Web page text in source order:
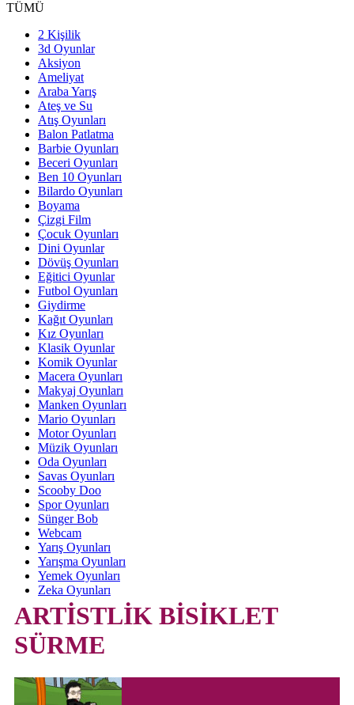
TÜMÜ
2 Kişilik
3d Oyunlar
Aksiyon
Ameliyat
Araba Yarış
Ateş ve Su
Atış Oyunları
Balon Patlatma
Barbie Oyunları
Beceri Oyunları
Ben 10 Oyunları
Bilardo Oyunları
Boyama
Çizgi Film
Çocuk Oyunları
Dini Oyunlar
Dövüş Oyunları
Eğitici Oyunlar
Futbol Oyunları
Giydirme
Kağıt Oyunları
Kız Oyunları
Klasik Oyunlar
Komik Oyunlar
Macera Oyunları
Makyaj Oyunları
Manken Oyunları
Mario Oyunları
Motor Oyunları
Müzik Oyunları
Oda Oyunları
Savas Oyunları
Scooby Doo
Spor Oyunları
Sünger Bob
Webcam
Yarış Oyunları
Yarışma Oyunları
Yemek Oyunları
Zeka Oyunları
ARTİSTLİK BİSİKLET
SÜRME